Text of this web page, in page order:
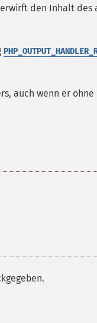
den Inhalt des
auch wenn er ohne